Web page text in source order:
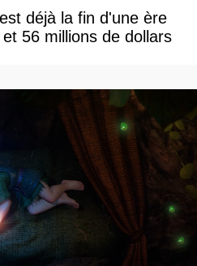
déjà la fin d'une ère
56 millions de dollars